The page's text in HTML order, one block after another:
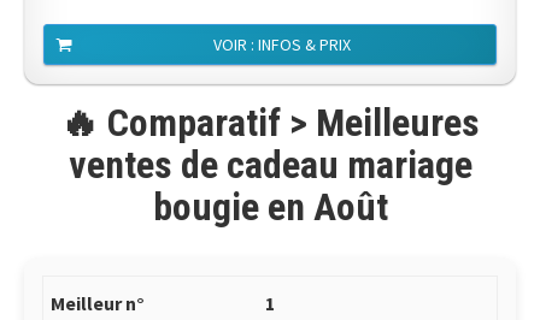
VOIR : INFOS & PRIX
🔥 Comparatif > Meilleures
ventes de cadeau mariage
bougie en Août
1